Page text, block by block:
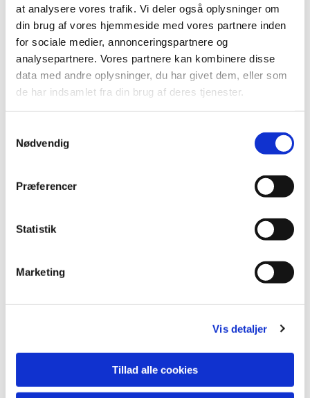
at analysere vores trafik. Vi deler også oplysninger om
din brug af vores hjemmeside med vores partnere inden
for sociale medier, annonceringspartnere og
analysepartnere. Vores partnere kan kombinere disse
data med andre oplysninger, du har givet dem, eller som
de har indsamlet fra din brug af deres tjenester.
Nødvendig
Præferencer
Statistik
Marketing
Vis detaljer
Tillad alle cookies
her
En "konfirmand-ikon" er et billede, der fortæller
om konfirmandordets indhold.
-Alle konfirmanderne kom på en
Du vil måske også kunne